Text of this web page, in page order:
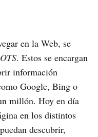
en la Web, se
. Estos se encargan
información
Google, Bing o
millón. Hoy en día
en los distintos
descubrir,